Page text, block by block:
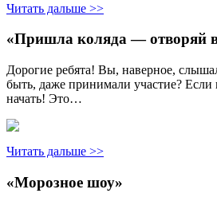
Читать дальше >>
«Пришла коляда — отворяй
Дорогие ребята! Вы, наверное,
быть, даже принимали участие? Если
начать! Это…
Читать дальше >>
«Морозное шоу»